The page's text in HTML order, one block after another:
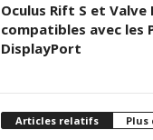
Oculus Rift S et Valve
compatibles avec les
DisplayPort
Articles relatifs Plus